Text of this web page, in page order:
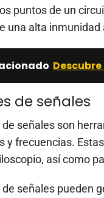
puntos de un
una alta
de señales
señales son
y frecuencias.
así como
señales pueden